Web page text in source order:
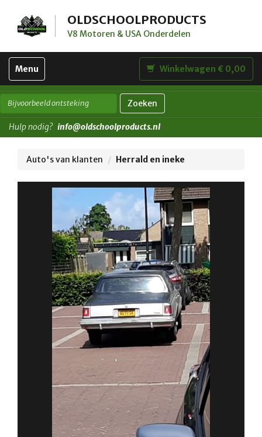
OLDSCHOOLPRODUCTS
V8 Motoren & USA Onderdelen
Toggle
navigation
Menu Winkelwagen € 0,00
Zoeken
Hulp nodig? info@oldschoolproducts.nl
Auto's van klanten Herrald en ineke